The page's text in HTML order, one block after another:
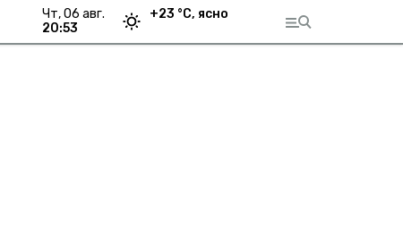
чт, 06 авг.
20:53
+23 °С, ясно